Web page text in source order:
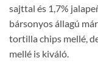
sajttal és 1,7%
bársonyos állagú
tortilla chips mellé,
mellé is kiváló.